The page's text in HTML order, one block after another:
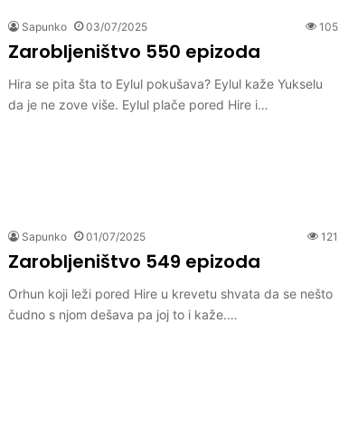
Sapunko 03/07/2025 105
Zarobljeništvo 550 epizoda
Hira se pita šta to Eylul pokušava? Eylul kaže Yukselu
da je ne zove više. Eylul plače pored Hire i…
Sapunko 01/07/2025 121
Zarobljeništvo 549 epizoda
Orhun koji leži pored Hire u krevetu shvata da se nešto
čudno s njom dešava pa joj to i kaže.…